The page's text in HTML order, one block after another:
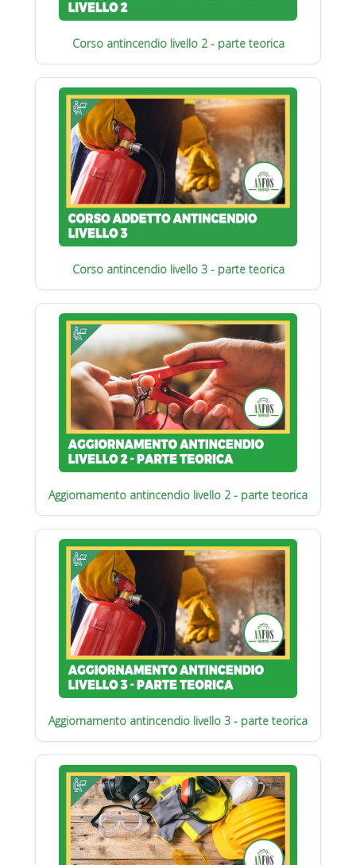
Corso antincendio livello 2 - parte teorica
Corso antincendio livello 3 - parte teorica
Aggiornamento antincendio livello 2 - parte teorica
Aggiornamento antincendio livello 3 - parte teorica